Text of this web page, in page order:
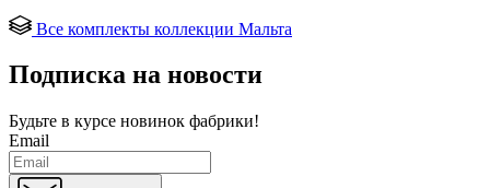
Все комплекты коллекции Мальта
Подписка на новости
Будьте в курсе новинок фабрики!
Email